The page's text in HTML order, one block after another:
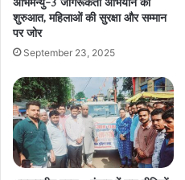
शुरुआत, महिलाओं की सुरक्षा और सम्मान
पर जोर
September 23, 2025